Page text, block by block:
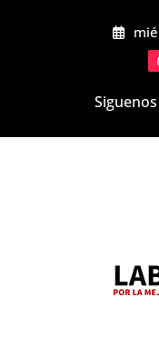
Siguenos